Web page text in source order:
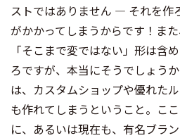
ストではありません ― それを作
がかかってしまうからです！ま
「そこまで変ではない」形は含
ろですが、本当にそうでしょう
は、カスタムショップや優れた
も作れてしまうということ。こ
に、あるいは現在も、有名ブラ